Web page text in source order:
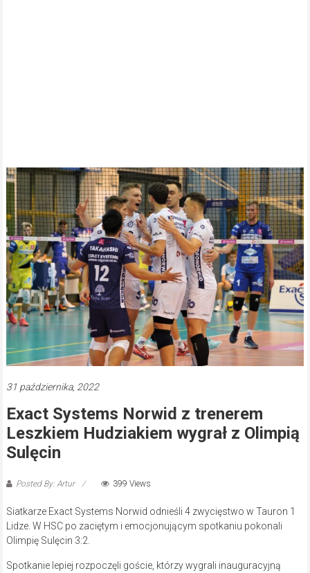
31 października, 2022
Exact Systems Norwid z trenerem
Leszkiem Hudziakiem wygrał z Olimpią
Sulęcin
Posted By: Artur 399 Views
Siatkarze Exact Systems Norwid odnieśli 4 zwycięstwo w Tauron 1
Lidze. W HSC po zaciętym i emocjonującym spotkaniu pokonali
Olimpię Sulęcin 3:2.
Spotkanie lepiej rozpoczęli goście, którzy wygrali inauguracyjną